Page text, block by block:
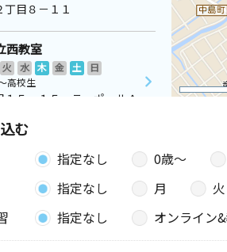
目８－１１
西教室
火 水 木 金 土
日
高校生
１５－１５ ラ・ポールＡ
む
指定なし 0歳〜
指定なし 月 火
指定なし オンライン